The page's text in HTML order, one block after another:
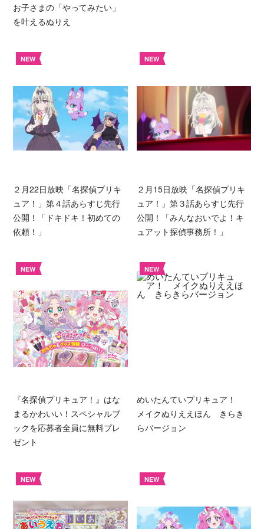
お子さまの「やってみたい」
を叶えるぬりえ
NEW
２月22日放映「名探偵プリキ
ュア！」第４話あらすじ先行
公開！「ドキドキ！初めての
依頼！」
NEW
２月15日放映「名探偵プリキ
ュア！」第３話あらすじ先行
公開！「みんなおいでよ！キ
ュアット探偵事務所！」
NEW
『名探偵プリキュア！』はな
まるかわいい！スペシャルブ
ックを応募者全員に無料プレ
ゼント
NEW
めいたんていプリキュア！
メイクぬりええほん きらき
らバージョン
NEW NEW